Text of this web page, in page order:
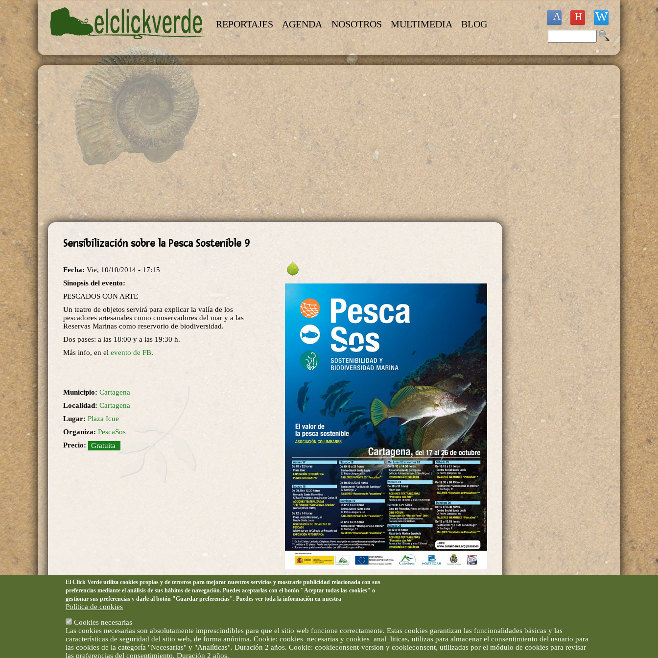
Pasar al contenido principal
REPORTAJES AGENDA NOSOTROS MULTIMEDIA BLOG
Formulario de búsqueda
Sensibilización sobre la Pesca Sostenible 9
Fecha: Vie, 10/10/2014 - 17:15
Sinopsis del evento:
PESCADOS CON ARTE
Un teatro de objetos servirá para explicar la valía de los
pescadores artesanales como conservadores del mar y a las
Reservas Marinas como reservorio de biodiversidad.
Dos pases: a las 18:00 y a las 19:30 h.
Más info, en el evento de FB.
Municipio: Cartagena
Localidad: Cartagena
Lugar: Plaza Icue
Organiza: PescaSos
Precio:
Gratuita
El Click Verde utiliza cookies propias y de terceros para mejorar nuestros servicios y mostrarle publicidad relacionada con sus
preferencias mediante el análisis de sus hábitos de navegación. Puedes aceptarlas con el botón "Aceptar todas las cookies" o
gestionar sus preferencias y darle al botón "Guardar preferencias". Puedes ver toda la información en nuestra
Política de cookies
Cookies necesarias
Las cookies necesarias son absolutamente imprescindibles para que el sitio web funcione correctamente. Estas cookies garantizan las funcionalidades básicas y las
características de seguridad del sitio web, de forma anónima. Cookie: cookies_necesarias y cookies_anal_liticas, utilizas para almacenar el consentimiento del usuario para
las cookies de la categoría "Necesarias" y "Analíticas". Duración 2 años. Cookie: cookieconsent-version y cookieconsent, utilizadas por el módulo de cookies para revisar
las preferencias del consentimiento. Duración 2 años.